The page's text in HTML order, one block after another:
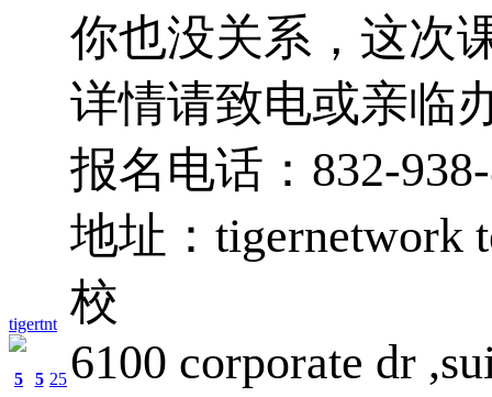
tigertnt
5 5 25
你也没关系，这次
详情请致电或亲临
报名电话： 832-
地址： tigernetwork
校
6100 corporate dr